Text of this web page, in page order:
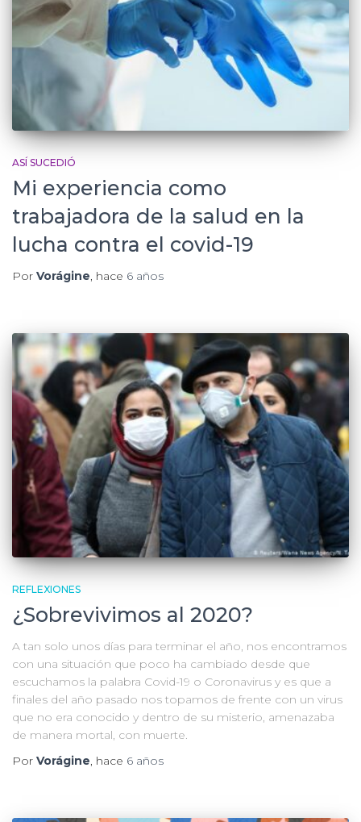
ASÍ SUCEDIÓ
Mi experiencia como
trabajadora de la salud en la
lucha contra el covid-19
Por Vorágine, hace 6 años
REFLEXIONES
¿Sobrevivimos al 2020?
A tan solo unos días para terminar el año, nos encontramos
con una situación que poco ha cambiado desde que
escuchamos la palabra Covid-19 o Coronavirus y es que a
finales del año pasado nos topamos de frente con un virus
que no era conocido y dentro de su misterio, amenazaba
de manera mortal, con muerte.
Por Vorágine, hace 6 años